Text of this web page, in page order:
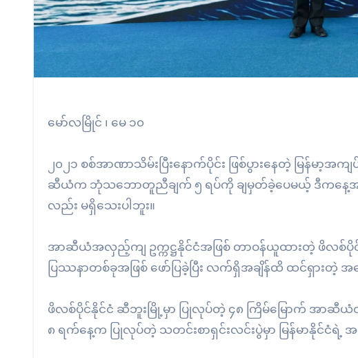
မော်လမြိုင် ၊ မေ ၁၀
၂၀၂၁ စစ်အာဏာသိမ်းပြီး‌နောက်ပိုင်း ဖြစ်ပွားနေတဲ့ မြန်မာ့
ဆီယံက ဘုံသဘောတူညီချက် ၅ ရပ်ကို ချမှတ်ခဲ့ပေမယ့် ဒီကနေ့အ
လည်း မရှိသေးပါဘူး။
အာဆီယံအလှည့်ကျ ဥက္ကဋ္ဌနိုင်ငံအဖြစ် တာဝန်ယူထားတဲ့ ဖိလစ်ပို
ပြဿနာတစ်ခုအဖြစ် ဖော်ပြခဲ့ပြီး လက်ရှိအချိန်ထိ ထင်ရှားတဲ့
ဖိလစ်ပိုင်နိုင်ငံ ဆီဘူးမြို့မှာ ပြုလုပ်တဲ့ ၄၈ ကြိမ်မြောက် အာ
၈ ရက်နေ့က ပြုလုပ်တဲ့ သတင်းစာရှင်းလင်းပွဲမှာ မြန်မာနိုင်ငံရဲ့ အ